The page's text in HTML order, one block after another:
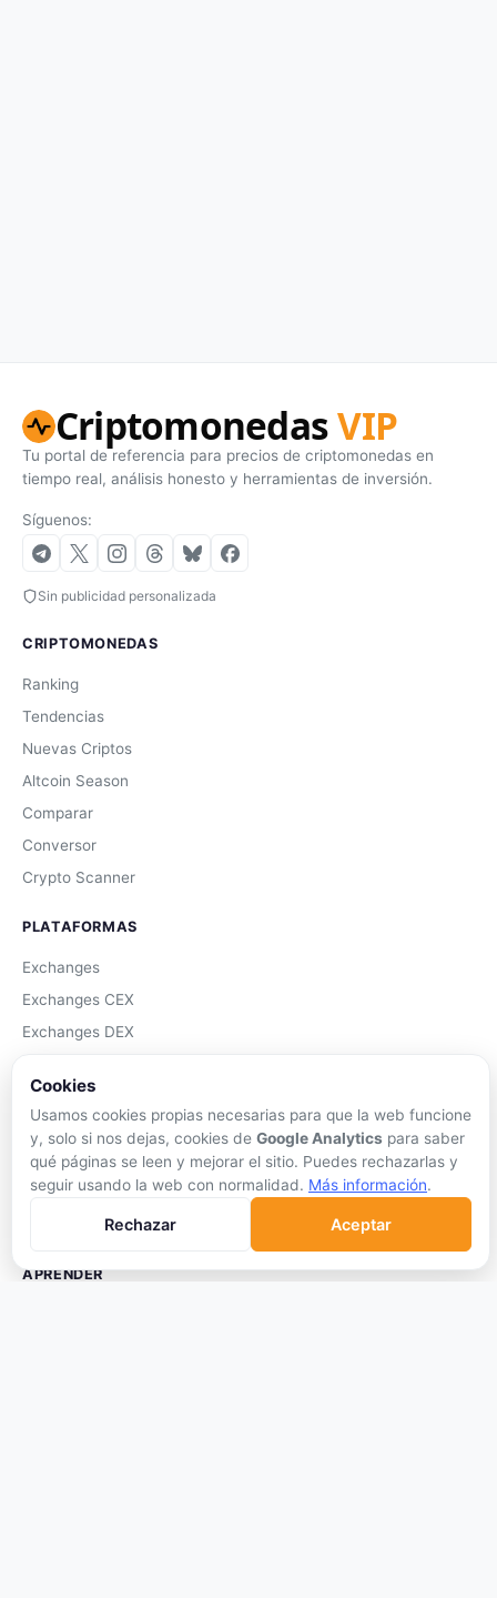
CriptomonedasVIP
Tu portal de referencia para precios de criptomonedas en
tiempo real, análisis honesto y herramientas de inversión.
Síguenos:
Sin publicidad personalizada
CRIPTOMONEDAS
Ranking
Tendencias
Nuevas Criptos
Altcoin Season
Comparar
Conversor
Crypto Scanner
PLATAFORMAS
Exchanges
Exchanges CEX
Exchanges DEX
Blockchains
Hardware Wallets
Software Wallets
Mejor Wallet
Gastar Criptomonedas
APRENDER
Cookies
Usamos cookies propias necesarias para que la web funcione
y, solo si nos dejas, cookies de Google Analytics para saber
qué páginas se leen y mejorar el sitio. Puedes rechazarlas y
seguir usando la web con normalidad. Más información.
Rechazar Aceptar